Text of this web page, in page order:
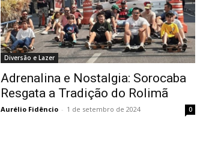
Diversão e Lazer
Adrenalina e Nostalgia: Sorocaba
Resgata a Tradição do Rolimã
Aurélio Fidêncio - 1 de setembro de 2024 0